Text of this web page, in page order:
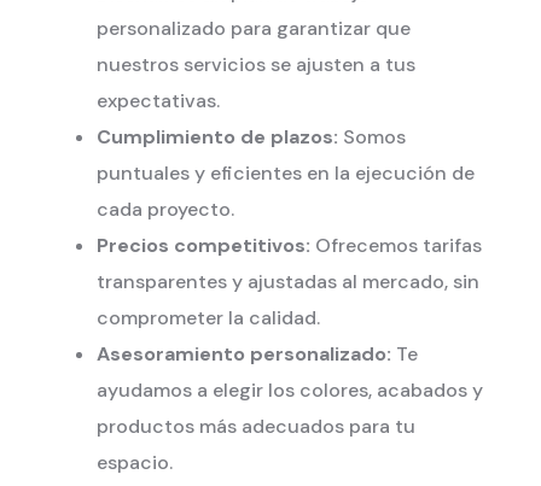
personalizado para garantizar que
nuestros servicios se ajusten a tus
expectativas.
Cumplimiento de plazos: Somos
puntuales y eficientes en la ejecución de
cada proyecto.
Precios competitivos: Ofrecemos tarifas
transparentes y ajustadas al mercado, sin
comprometer la calidad.
Asesoramiento personalizado: Te
ayudamos a elegir los colores, acabados y
productos más adecuados para tu
espacio.